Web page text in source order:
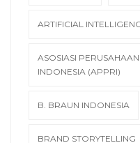
ARTIFICIAL
ASOSIASI
INDONESIA (APPRI)
B. BRAUN INDONESIA
BRAND STORYTELLING